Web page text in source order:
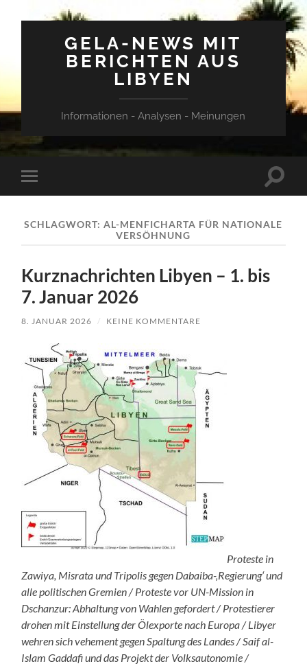
GELA-NEWS MIT
BERICHTEN AUS
LIBYEN
Informationen - Analysen - Meinungen
Mobile-
Menü
SCHLAGWORT:AL-MENFICHARTA FÜR NATIONALE
VERSÖHNUNG
Kurznachrichten Libyen – 1. bis
7. Januar 2026
8. JANUAR 2026 / KEINE KOMMENTARE
Proteste in
Zawiya, Misrata und Tripolis gegen Dabaiba-‚Regierung‘ und
alle politischen Gremien / Proteste vor UN-Mission in
Dschanzur: Abhaltung von Wahlen gefordert / Protestierer
drohen mit Einstellung der Ölexporte nach Europa / Libyer
wehren sich vehement gegen Spaltung des Landes / Saif al-
Islam Gaddafi und das Projekt der Volksautonomie /